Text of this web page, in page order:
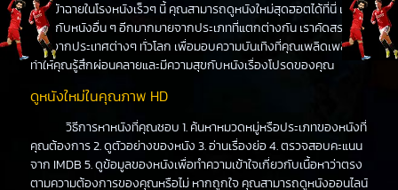
ที่จะเข้าฉายในโรงหนังเร็วๆ นี้ คุณสามารถดูหนังใหม่สุดฮอตได้ที่นี่ เช่น
เดียวกับหนังอื่น ๆ อีกมากมายจากประเภทที่แตกต่างกัน เราคัดสรร
หนังจากประเทศต่างๆ ทั่วโลก เพื่อมอบความบันเทิงที่คุณเพลิดเพลิน
ทำให้คุณรู้สึกผ่อนคลายและมีความสุขกับหนังเรื่องโปรดของคุณ
ดูหนังใหม่ในคุณภาพ HD
วิธีการหาหนังที่คุณชอบ 1. ค้นหาหมวดหมู่หรือประเภทของหนังที่
คุณต้องการ 2. ดูตัวอย่างของหนัง 3. อ่านเรื่องย่อ 4. ตรวจสอบคะแนน
จาก IMDB 5. ดูข้อมูลของหนังเพื่อทำความเข้าใจเกี่ยวกับเนื้อหาว่าตรง
ตามความต้องการของคุณหรือไม่ หากถูกใจ คุณสามารถดูหนังออนไลน์